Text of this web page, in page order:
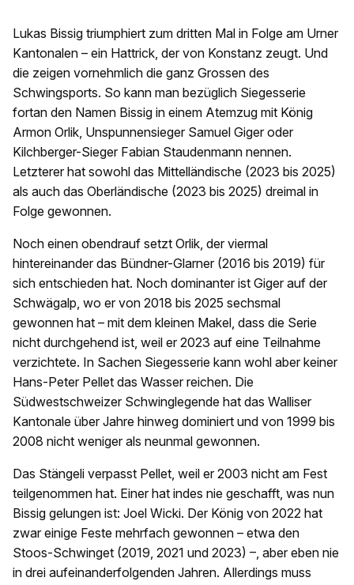
Lukas Bissig triumphiert zum dritten Mal in Folge am Urner
Kantonalen – ein Hattrick, der von Konstanz zeugt. Und
die zeigen vornehmlich die ganz Grossen des
Schwingsports. So kann man bezüglich Siegesserie
fortan den Namen Bissig in einem Atemzug mit König
Armon Orlik, Unspunnensieger Samuel Giger oder
Kilchberger-Sieger Fabian Staudenmann nennen.
Letzterer hat sowohl das Mittelländische (2023 bis 2025)
als auch das Oberländische (2023 bis 2025) dreimal in
Folge gewonnen.
Noch einen obendrauf setzt Orlik, der viermal
hintereinander das Bündner-Glarner (2016 bis 2019) für
sich entschieden hat. Noch dominanter ist Giger auf der
Schwägalp, wo er von 2018 bis 2025 sechsmal
gewonnen hat – mit dem kleinen Makel, dass die Serie
nicht durchgehend ist, weil er 2023 auf eine Teilnahme
verzichtete. In Sachen Siegesserie kann wohl aber keiner
Hans-Peter Pellet das Wasser reichen. Die
Südwestschweizer Schwinglegende hat das Walliser
Kantonale über Jahre hinweg dominiert und von 1999 bis
2008 nicht weniger als neunmal gewonnen.
Das Stängeli verpasst Pellet, weil er 2003 nicht am Fest
teilgenommen hat. Einer hat indes nie geschafft, was nun
Bissig gelungen ist: Joel Wicki. Der König von 2022 hat
zwar einige Feste mehrfach gewonnen – etwa den
Stoos-Schwinget (2019, 2021 und 2023) –, aber eben nie
in drei aufeinanderfolgenden Jahren. Allerdings muss